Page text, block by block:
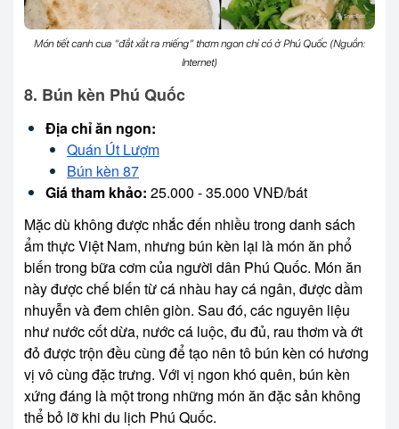
Món tiết canh cua “đắt xắt ra miếng” thơm ngon chỉ có ở Phú Quốc (Nguồn:
Internet)
8. Bún kèn Phú Quốc
Địa chỉ ăn ngon:
Quán Út Lượm
Bún kèn 87
Giá tham khảo: 25.000 - 35.000 VNĐ/bát
Mặc dù không được nhắc đến nhiều trong danh sách
ẩm thực Việt Nam, nhưng bún kèn lại là món ăn phổ
biến trong bữa cơm của người dân Phú Quốc. Món ăn
này được chế biến từ cá nhàu hay cá ngân, được dầm
nhuyễn và đem chiên giòn. Sau đó, các nguyên liệu
như nước cốt dừa, nước cá luộc, đu đủ, rau thơm và ớt
đỏ được trộn đều cùng để tạo nên tô bún kèn có hương
vị vô cùng đặc trưng. Với vị ngon khó quên, bún kèn
xứng đáng là một trong những món ăn đặc sản không
thể bỏ lỡ khi du lịch Phú Quốc.